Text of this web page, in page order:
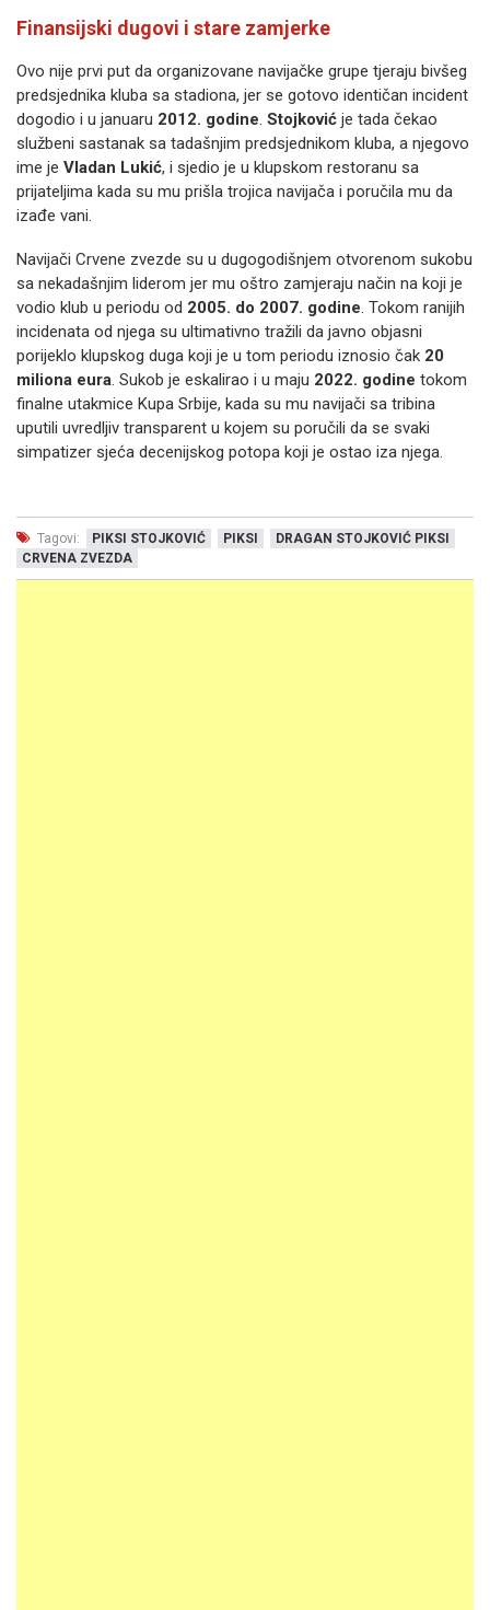
Finansijski dugovi i stare zamjerke
Ovo nije prvi put da organizovane navijačke grupe tjeraju bivšeg
predsjednika kluba sa stadiona, jer se gotovo identičan incident
dogodio i u januaru 2012. godine. Stojković je tada čekao
službeni sastanak sa tadašnjim predsjednikom kluba, a njegovo
ime je Vladan Lukić, i sjedio je u klupskom restoranu sa
prijateljima kada su mu prišla trojica navijača i poručila mu da
izađe vani.
Navijači Crvene zvezde su u dugogodišnjem otvorenom sukobu
sa nekadašnjim liderom jer mu oštro zamjeraju način na koji je
vodio klub u periodu od 2005. do 2007. godine. Tokom ranijih
incidenata od njega su ultimativno tražili da javno objasni
porijeklo klupskog duga koji je u tom periodu iznosio čak 20
miliona eura. Sukob je eskalirao i u maju 2022. godine tokom
finalne utakmice Kupa Srbije, kada su mu navijači sa tribina
uputili uvredljiv transparent u kojem su poručili da se svaki
simpatizer sjeća decenijskog potopa koji je ostao iza njega.
Tagovi: PIKSI STOJKOVIĆ PIKSI
DRAGAN STOJKOVIĆ PIKSI
CRVENA ZVEZDA